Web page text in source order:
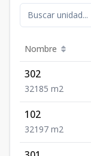
Nombre
302
321 85 m2
102
321 97 m2